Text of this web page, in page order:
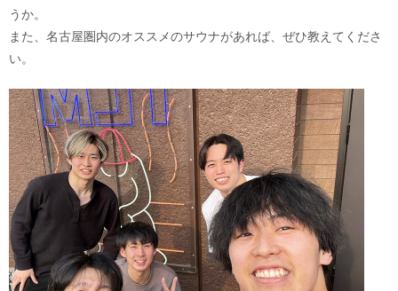
うか。
また、名古屋圏内のオススメのサウナがあれば、ぜひ教えてくださ
い。